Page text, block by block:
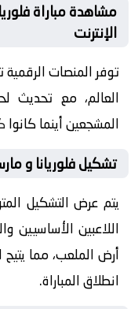
مشاهدة مباراة
الإنترنت
توفر المنصات
العالم، مع تحديث
المشجعين أينما كانوا
تشكيل فلوريانا و
يتم عرض التشكيل
اللاعبين الأساسيين
أرض الملعب، مما
انطلاق المباراة.